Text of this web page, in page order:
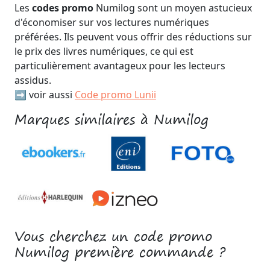
Les codes promo Numilog sont un moyen astucieux
d'économiser sur vos lectures numériques
préférées. Ils peuvent vous offrir des réductions sur
le prix des livres numériques, ce qui est
particulièrement avantageux pour les lecteurs
assidus.
➡️ voir aussi Code promo Lunii
Marques similaires à Numilog
Vous cherchez un code promo
Numilog première commande ?